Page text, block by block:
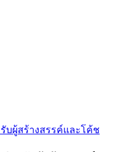
บผู้สร้างสรรค์และโค้ช